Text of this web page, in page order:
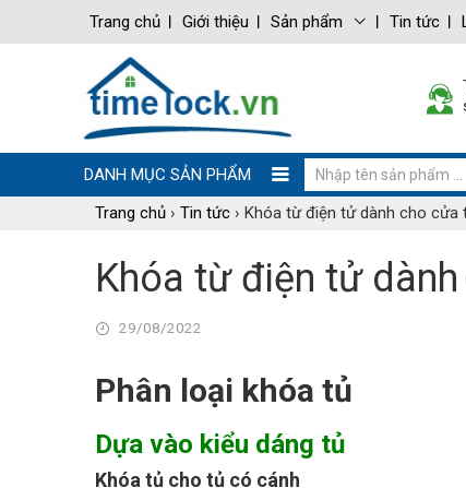
Trang chủ Giới thiệu Sản phẩm Tin tức
DANH MỤC SẢN PHẨM
Trang chủ › Tin tức › Khóa từ điện tử dành cho cửa
Khóa từ điện tử
29/08/2022
Phân loại khóa tủ
Dựa vào kiểu dáng tủ
Khóa tủ cho tủ có cánh